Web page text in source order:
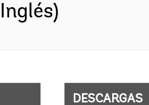
DESCARGAS